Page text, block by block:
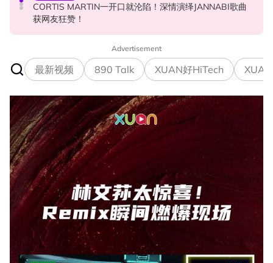
CORTIS MARTIN一开口就沦陷！深情演绎JANNABI歌曲
获网友狂赞！
张员瑛频陷耍大牌争议！首度吐心声：真相终究会浮出水
面！
F✦FOREVER 首次来马开唱！万人合唱《流星雨》，梦回
《流星花园》
Advertisement
最新视频 890 Talk XUAN好HiTech